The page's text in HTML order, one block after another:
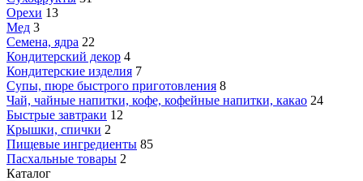
Орехи 13
Мед 3
Семена, ядра 22
Кондитерский декор 4
Кондитерские изделия 7
Супы, пюре быстрого приготовления 8
Чай, чайные напитки, кофе, кофейные напитки, какао 24
Быстрые завтраки 12
Крышки, спички 2
Пищевые ингредиенты 85
Пасхальные товары 2
Каталог